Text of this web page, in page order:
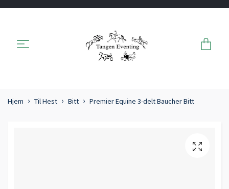
Hjem Til Hest Bitt Premier Equine 3-delt Baucher Bitt